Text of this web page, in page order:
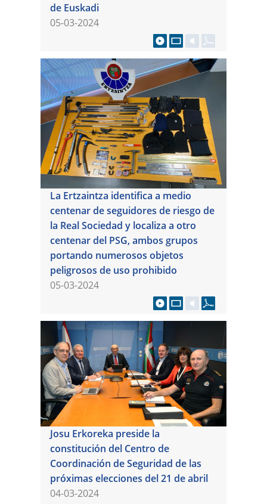
de Euskadi
05-03-2024
La Ertzaintza identifica a medio
centenar de seguidores de riesgo de
la Real Sociedad y localiza a otro
centenar del PSG, ambos grupos
portando numerosos objetos
peligrosos de uso prohibido
05-03-2024
Josu Erkoreka preside la
constitución del Centro de
Coordinación de Seguridad de las
próximas elecciones del 21 de abril
04-03-2024